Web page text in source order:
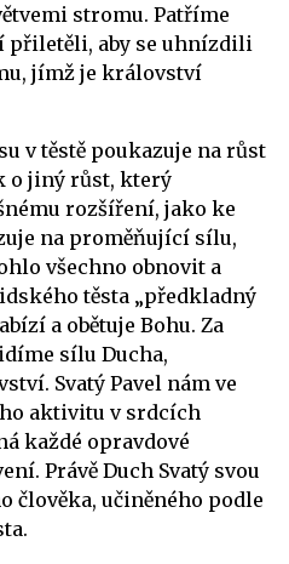
stromu. Patříme
přiletěli, aby se uhnízdili
jímž je království
v těstě poukazuje na růst
o jiný růst, který
rozšíření, jako ke
na proměňující sílu,
všechno obnovit a
těsta „předkladný
a obětuje Bohu. Za
sílu Ducha,
Svatý Pavel nám ve
aktivitu v srdcích
každé opravdové
Právě Duch Svatý svou
člověka, učiněného podle